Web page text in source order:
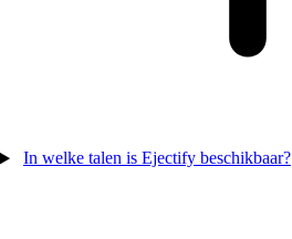
In welke talen is Ejectify beschikbaar?